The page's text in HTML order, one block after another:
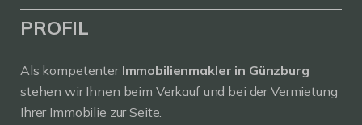
PROFIL
Als kompetenter Immobilienmakler in Günzburg
stehen wir Ihnen beim Verkauf und bei der Vermietung
Ihrer Immobilie zur Seite.